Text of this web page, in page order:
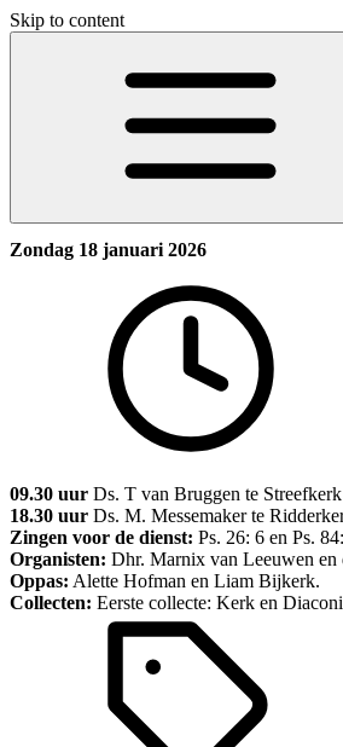
Skip to content
Zondag 18 januari 2026
09.30 uur Ds. T van Bruggen te Streefkerk
18.30 uur Ds. M. Messemaker te
Zingen voor de dienst: Ps. 26: 6 en Ps.
Organisten: Dhr. Marnix van Leeuwen en
Oppas: Alette Hofman en Liam Bijkerk.
Collecten: Eerste collecte: Kerk en